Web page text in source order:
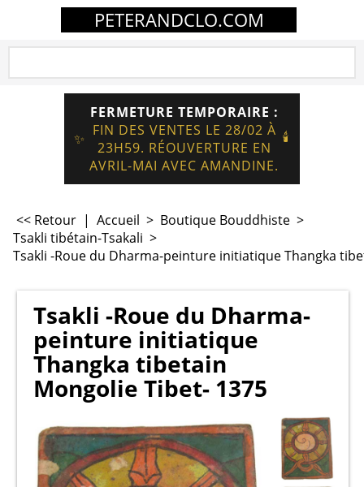
PETERANDCLO.COM
✨
FERMETURE TEMPORAIRE :
FIN DES VENTES LE 28/02 À
23H59. RÉOUVERTURE EN
AVRIL-MAI AVEC AMANDINE.
🕯️
<< Retour | Accueil > Boutique Bouddhiste >
Tsakli tibétain-Tsakali >
Tsakli -Roue du Dharma-peinture initiatique Thangka
Tsakli -Roue du Dharma-
peinture initiatique
Thangka tibetain
Mongolie Tibet- 1375